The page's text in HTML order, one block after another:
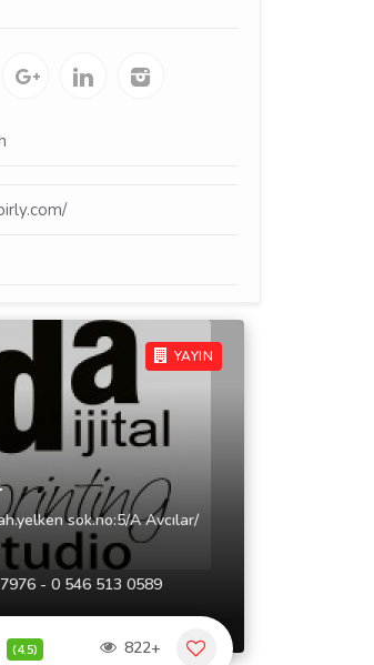
YAYIN
sok.no:5/A Avcılar/
- 0 546 513 0589
(4.5) 822+